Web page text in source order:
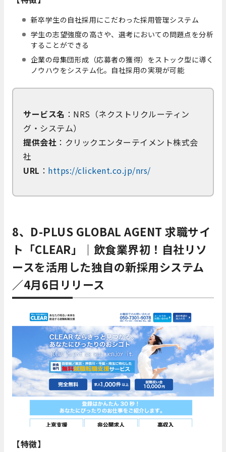
新卒学生の自社採用にこだわった採用管理システム
学生の志望強度の高さや、選考においての問題点を分析
することができる
企業の母集団形成（応募者の獲得）をストック型に導く
ノウハウをシステム化。自社採用の実現が可能
サービス名 ：NRS（ネクストリクルーティン
グ・システム）
提供会社 ：クリックエンターテイメント株式会
社
URL ： https://clickent.co.jp/nrs/
8、D-PLUS GLOBAL AGENT 求職サイ
ト「CLEAR」｜飲食業界初！自社リソ
ースを活用した独自の新採用システム
／4月6日リリース
【特徴】